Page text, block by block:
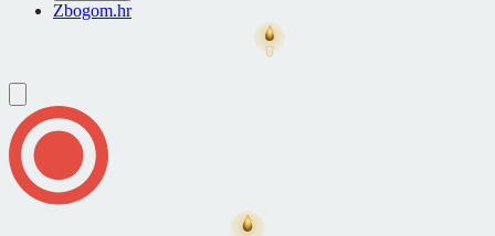
Zbogom.hr